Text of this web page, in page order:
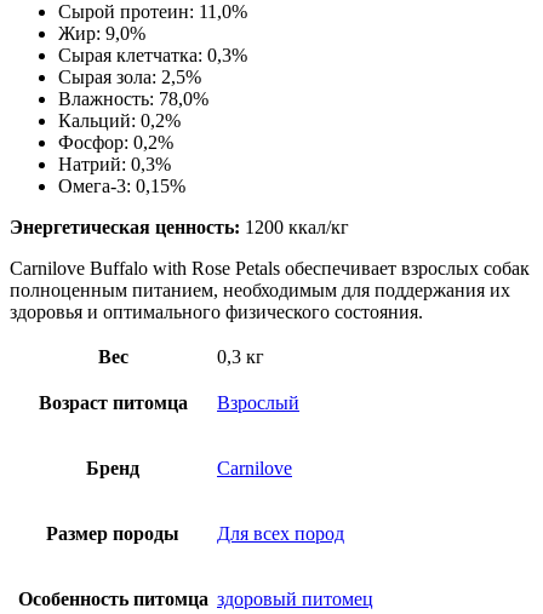
Сырой протеин: 11,0%
Жир: 9,0%
Сырая клетчатка: 0,3%
Сырая зола: 2,5%
Влажность: 78,0%
Кальций: 0,2%
Фосфор: 0,2%
Натрий: 0,3%
Омега-3: 0,15%
Энергетическая ценность: 1200 ккал/кг
Carnilove Buffalo with Rose Petals обеспечивает взрослых собак
полноценным питанием, необходимым для поддержания их
здоровья и оптимального физического состояния.
Вес 0,3 кг
Возраст питомца Взрослый
Бренд Сarnilove
Размер породы Для всех пород
Особенность питомца здоровый питомец